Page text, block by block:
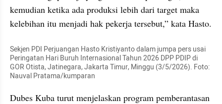
kemudian ketika ada produksi lebih dari target maka
kelebihan itu menjadi hak pekerja tersebut,” kata Hasto.
Sekjen PDI Perjuangan Hasto Kristiyanto dalam jumpa pers usai
Peringatan Hari Buruh Internasional Tahun 2026 DPP PDIP di
GOR Otista, Jatinegara, Jakarta Timur, Minggu (3/5/2026). Foto:
Nauval Pratama/kumparan
Dubes Kuba turut menjelaskan program pemberantasan